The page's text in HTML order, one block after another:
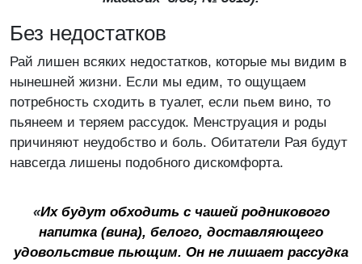
Без недостатков
Рай лишен всяких недостатков, которые мы видим в
нынешней жизни. Если мы едим, то ощущаем
потребность сходить в туалет, если пьем вино, то
пьянеем и теряем рассудок. Менструация и роды
причиняют неудобство и боль. Обитатели Рая будут
навсегда лишены подобного дискомфорта.
«Их будут обходить с чашей родникового
напитка (вина), белого, доставляющего
удовольствие пьющим. Он не лишает рассудка